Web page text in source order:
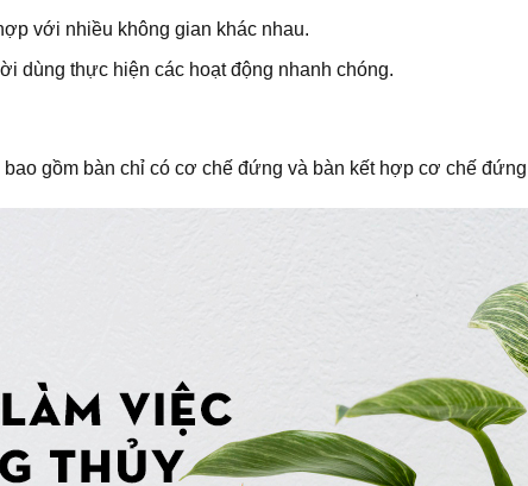
với nhiều không gian khác nhau.
dùng thực hiện các hoạt động nhanh chóng.
gồm bàn chỉ có cơ chế đứng và bàn kết hợp cơ chế